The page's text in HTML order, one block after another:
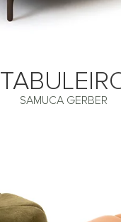
SAMUCA GERBER